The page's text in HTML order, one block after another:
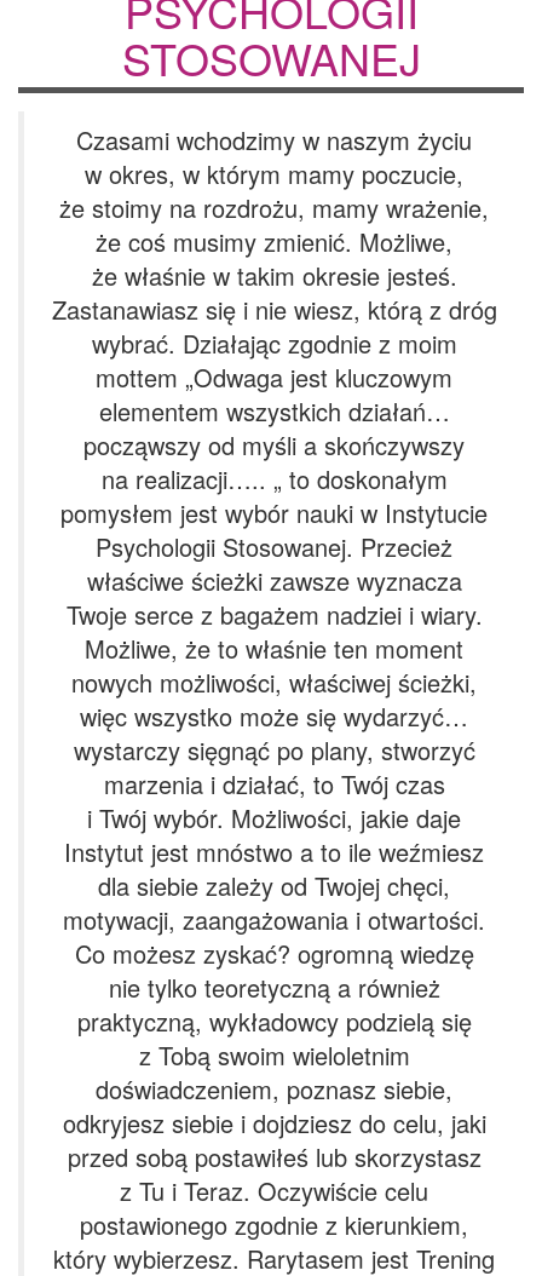
STOSOWANEJ
Czasami wchodzimy w naszym życiu
w okres, w którym mamy poczucie,
że stoimy na rozdrożu, mamy wrażenie,
że coś musimy zmienić. Możliwe,
że właśnie w takim okresie jesteś.
Zastanawiasz się i nie wiesz, którą z dróg
wybrać. Działając zgodnie z moim
mottem „Odwaga jest kluczowym
elementem wszystkich działań…
począwszy od myśli a skończywszy
na realizacji….. „ to doskonałym
pomysłem jest wybór nauki w Instytucie
Psychologii Stosowanej. Przecież
właściwe ścieżki zawsze wyznacza
Twoje serce z bagażem nadziei i wiary.
Możliwe, że to właśnie ten moment
nowych możliwości, właściwej ścieżki,
więc wszystko może się wydarzyć…
wystarczy sięgnąć po plany, stworzyć
marzenia i działać, to Twój czas
i Twój wybór. Możliwości, jakie daje
Instytut jest mnóstwo a to ile weźmiesz
dla siebie zależy od Twojej chęci,
motywacji, zaangażowania i otwartości.
Co możesz zyskać? ogromną wiedzę
nie tylko teoretyczną a również
praktyczną, wykładowcy podzielą się
z Tobą swoim wieloletnim
doświadczeniem, poznasz siebie,
odkryjesz siebie i dojdziesz do celu, jaki
przed sobą postawiłeś lub skorzystasz
z Tu i Teraz. Oczywiście celu
postawionego zgodnie z kierunkiem,
który wybierzesz. Rarytasem jest Trening